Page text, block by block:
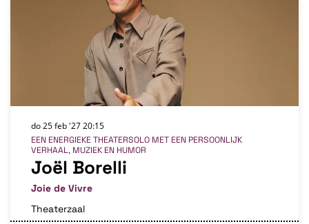
Joël Borelli
Joie de Vivre
EEN ENERGIEKE THEATERSOLO MET EEN PERSOONLIJK
VERHAAL, MUZIEK EN HUMOR
do 25 feb '2720:15
Theaterzaal